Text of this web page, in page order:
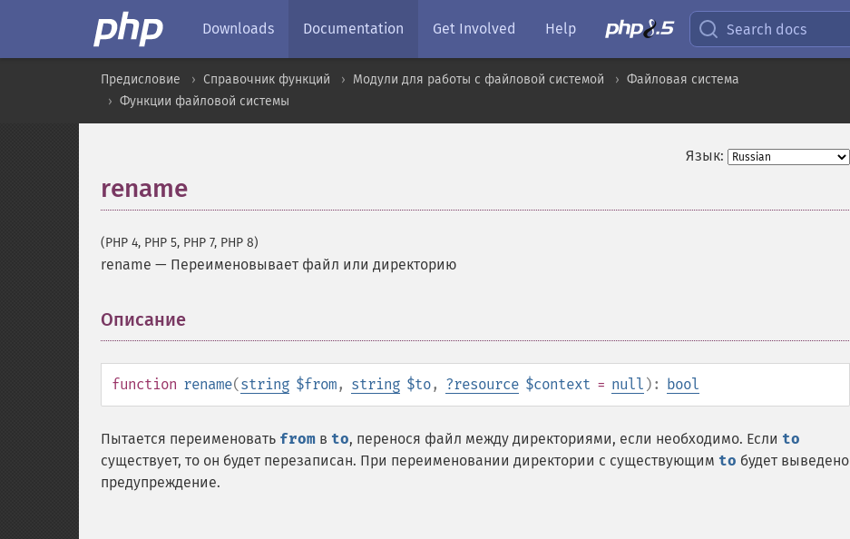
Downloads Documentation Get Involved Help Search docs
Предисловие Справочник функций Модули для работы с файловой системой
Файловая система
Функции файловой системы
Язык:
rename
(PHP 4, PHP 5, PHP 7, PHP 8)
rename — Переименовывает файл или директорию
Описание
function rename(string $from, string $to, ?resource $context = null ): bool
Пытается переименовать from в to, перенося файл между директориями, если необходимо. Если to
существует, то он будет перезаписан. При переименовании директории с существующим to будет выведено
предупреждение.